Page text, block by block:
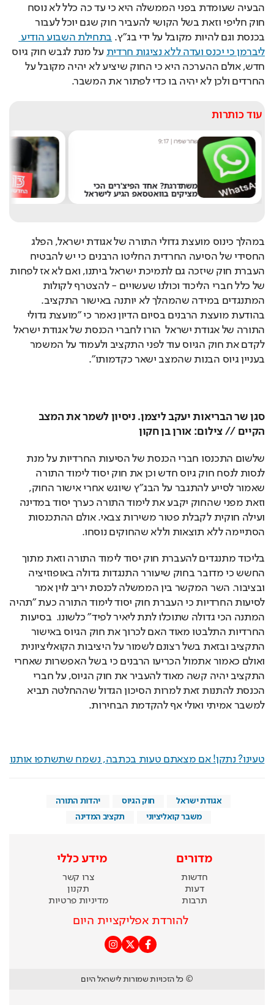
הבעיה שעומדת בפני הממשלה היא כי עד כה כלל לא נוסח
חוק חליפי וזאת בשל הקושי להעביר חוק שגם יוכל לעבור
בכנסת וגם להיות מקובל על ידי בג"ץ.
בתחילת השבוע הודיע
ליברמן כי יכנס ועדה ללא נציגות חרדית
על מנת לגבש חוק גיוס
חדש, אולם ההערכה היא כי החוק שיציע לא יהיה מקובל על
החרדים ולכן לא יהיה בו כדי לפתור את המשבר.
עוד כותרות
שחר שפירו|
9:17
משתדרגת? אחד הפיצ'רים הכי
מציקים בוואטסאפ הגיע לישראל
במהלך כינוס מועצת גדולי התורה של אגודת ישראל, הפלג
החסידי של הסיעה החרדית החליטו הרבנים כי יש להבטיח
העברת חוק שיזכה גם לתמיכת ישראל ביתנו, ואם לא אז לפחות
של כלל חברי הליכוד וכולנו שעשויים - להצטרף לקולות
המתנגדים במידה שהמהלך לא יותנה באישור התקציב.
בהודעת מועצת הרבנים בסיום הדיון נאמר כי "מועצת גדולי
התורה של אגודת ישראל  הורו לחברי הכנסת של אגודת ישראל
לקדם את חוק הגיוס עוד לפני התקציב ולעמוד על המשמר
בעניין גיוס הבנות שהמצב ישאר כקדמותו".
סגן שר הבריאות יעקב ליצמן. ניסיון לשמר את המצב
הקיים // צילום: אורן בן חקון
שלשום התכנסו חברי הכנסת של הסיעות החרדיות על מנת
לנסות לנסח חוק גיוס חדש וכן את חוק יסוד לימוד התורה
שאמור לסייע להתגבר על הבג"ץ שיוגש אחרי אישור החוק,
וזאת מפני שהחוק יקבע את לימוד התורה כערך יסוד במדינה
ועילה חוקית לקבלת פטור משירות צבאי. אולם ההתכנסות
הסתיימה ללא תוצאות וללא שהחוקים נוסחו.
בליכוד מתנגדים להעברת חוק יסוד לימוד התורה וזאת מתוך
החשש כי מדובר בחוק שיעורר התנגדות גדולה באופוזיציה
ובציבור. השר המקשר בין הממשלה לכנסת יריב לוין אמר
לסיעות החרדיות כי העברת חוק יסוד לימוד התורה כעת "תהיה
המתנה הכי גדולה שתוכלו לתת ליאיר לפיד" כלשונו.  בסיעות
החרדיות התלבטו מאוד האם לכרוך את חוק הגיוס באישור
התקציב ובזאת בשל רצונם לשמור על היציבות הקואליציונית
ואולם כאמור אתמול הכריעו הרבנים כי בשל האפשרות שאחרי
התקציב יהיה קשה מאוד להעביר את חוק הגיוס, על חברי
הכנסת להתנות זאת למרות הסיכון הגדול שההחלטה תביא
למשבר אמיתי ואולי אף להקדמת הבחירות.
טעינו? נתקן! אם מצאתם טעות בכתבה, נשמח שתשתפו אותנו
אגודת ישראל חוק הגיוס
יהדות התורה
משבר קואליציוני
תקציב המדינה
מדורים
חדשות
דעות
תרבות
מידע כללי
צרו קשר
תקנון
מדיניות פרטיות
להורדת אפליקציית היום
© כל הזכויות שמורות לישראל היום